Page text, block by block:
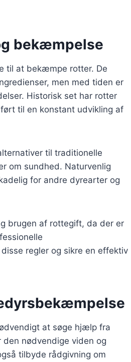
bekæmpelse
til at bekæmpe rotter. De
men med tiden er
Historisk set har rotter
til en konstant udvikling af
til traditionelle
om sundhed. Naturvenlig
for andre dyrearter og
brugen af rottegift, da der er
regler og sikre en effektiv
at søge hjælp fra
nødvendige viden og
tilbyde rådgivning om